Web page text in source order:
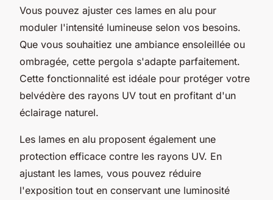
Vous pouvez ajuster ces lames en alu pour
moduler l'intensité lumineuse selon vos besoins.
Que vous souhaitiez une ambiance ensoleillée ou
ombragée, cette pergola s'adapte parfaitement.
Cette fonctionnalité est idéale pour protéger votre
belvédère des rayons UV tout en profitant d'un
éclairage naturel.
Les lames en alu proposent également une
protection efficace contre les rayons UV. En
ajustant les lames, vous pouvez réduire
l'exposition tout en conservant une luminosité